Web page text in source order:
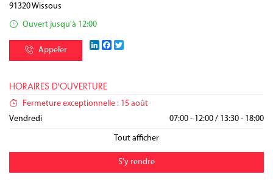
91320Wissous
Ouvert jusqu'à 12:00
Appeler
LinkedInFacebook
HORAIRES D'OUVERTURE
Fermeture exceptionnelle : 15 août
Lundi
07:00 - 12:00 / 13:30 - 18:00
Mardi 07:00 - 12:00 / 13:30 - 18:00
Mercredi 07:00 - 12:00 / 13:30 - 18:00
Jeudi 07:00 - 12:00 / 13:30 - 18:00
Vendredi 07:00 - 12:00 / 13:30 - 18:00
Tout afficher
S'y rendre